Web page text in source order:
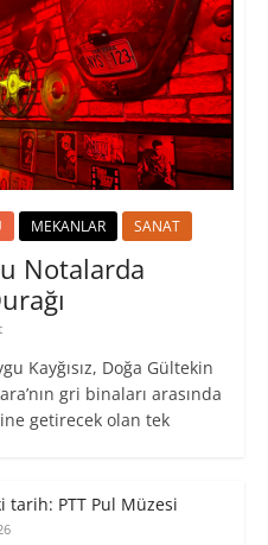
MEKANLAR SANAT
Notalarda
Kayğısız, Doğa Gültekin
gri binaları arasında
getirecek olan tek
tarih: PTT Pul Müzesi